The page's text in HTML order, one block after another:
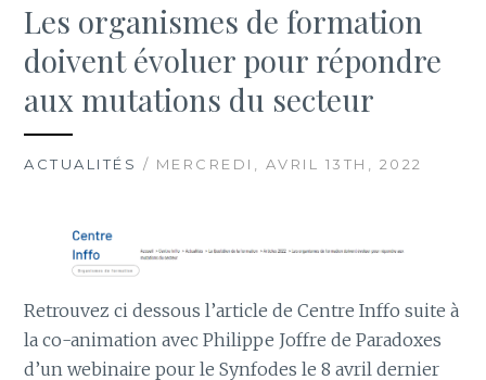
Les organismes de formation
doivent évoluer pour répondre
aux mutations du secteur
ACTUALITÉS / MERCREDI, AVRIL 13TH, 2022
Retrouvez ci dessous l’article de Centre Inffo suite à
la co-animation avec Philippe Joffre de Paradoxes
d’un webinaire pour le Synfodes le 8 avril dernier